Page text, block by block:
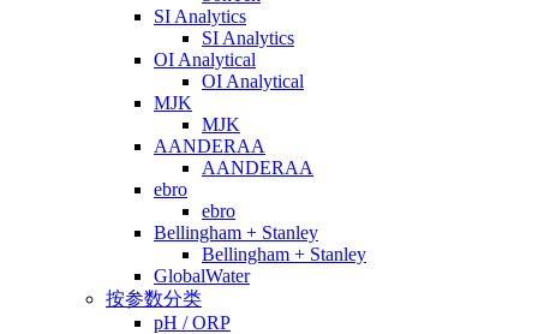
SI Analytics
SI Analytics
OI Analytical
OI Analytical
MJK
MJK
AANDERAA
AANDERAA
ebro
ebro
Bellingham + Stanley
Bellingham + Stanley
GlobalWater
按参数分类
pH / ORP